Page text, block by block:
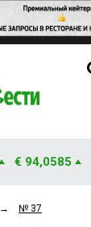
€ 94,0585
→ № 37